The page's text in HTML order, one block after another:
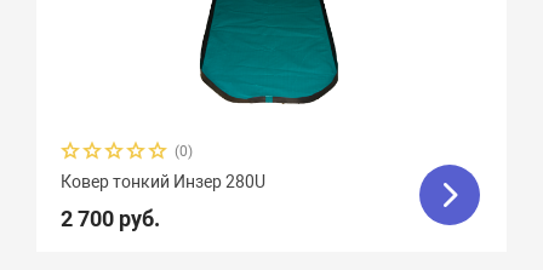
(0)
Ковер тонкий Инзер 280U
2 700 руб.